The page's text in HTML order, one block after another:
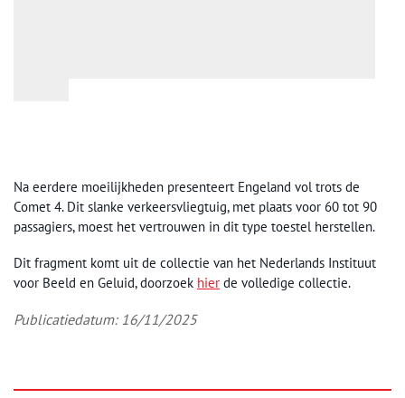
Na eerdere moeilijkheden presenteert Engeland vol trots de
Comet 4. Dit slanke verkeersvliegtuig, met plaats voor 60 tot 90
passagiers, moest het vertrouwen in dit type toestel herstellen.
Dit fragment komt uit de collectie van het Nederlands Instituut
voor Beeld en Geluid, doorzoek hier de volledige collectie.
Publicatiedatum: 16/11/2025